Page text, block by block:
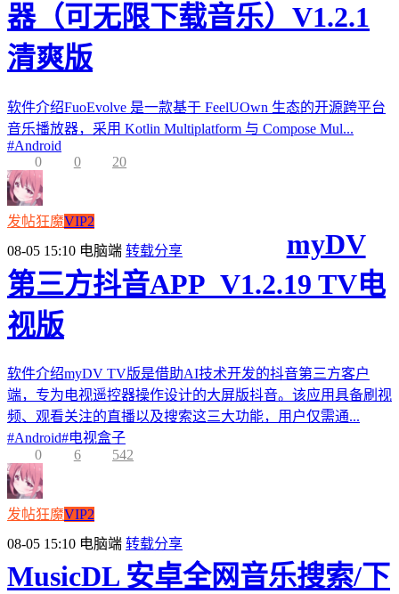
器（可无限下载音乐）V1.2.1
清爽版
软件介绍FuoEvolve 是一款基于 FeelUOwn 生态的开源跨平台
音乐播放器，采用 Kotlin Multiplatform 与 Compose Mul...
#Android
0
0 20
发帖狂魔VIP2
08-05 15:10 电脑端 转载分享
myDV
第三方抖音APP_V1.2.19 TV电
视版
软件介绍myDV TV版是借助AI技术开发的抖音第三方客户
端，专为电视遥控器操作设计的大屏版抖音。该应用具备刷视
频、观看关注的直播以及搜索这三大功能，用户仅需通...
#Android#电视盒子
0
6 542
发帖狂魔VIP2
08-05 15:10 电脑端 转载分享
MusicDL 安卓全网音乐搜索/下